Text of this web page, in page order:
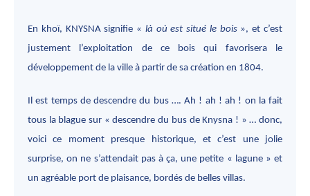
En khoï, KNYSNA signifie « là où est situé le bois», et c’est
justement l’exploitation de ce bois qui favorisera le
développement de la ville à partir de sa création en 1804.
Il est temps de descendre du bus …. Ah ! ah ! ah ! on la fait
tous la blague sur « descendre du bus de Knysna ! » … donc,
voici ce moment presque historique, et c’est une jolie
surprise, on ne s’attendait pas à ça, une petite « lagune » et
un agréable port de plaisance, bordés de belles villas.